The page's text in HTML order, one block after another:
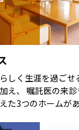
しく生涯を過ごせ
え、 嘱託医の来
た3つのホームがあ